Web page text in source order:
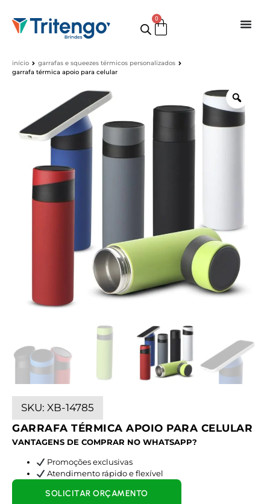
0
início
garrafas e squeezes térmicos personalizados
garrafa térmica apoio para celular
SKU: XB-14785
GARRAFA TÉRMICA APOIO PARA CELULAR
VANTAGENS DE COMPRAR NO WHATSAPP?
Promoções exclusivas
Atendimento rápido e flexível
SOLICITAR ORÇAMENTO